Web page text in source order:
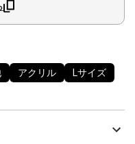
アクリル Lサイズ